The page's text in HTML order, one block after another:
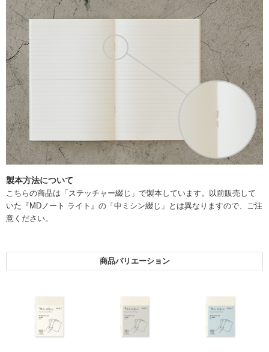
製本方法について
こちらの商品は「ステッチャー綴じ」で製本しています。以前販売して
いた『MDノート ライト』の「中ミシン綴じ」とは異なりますので、ご注
意ください。
商品バリエーション